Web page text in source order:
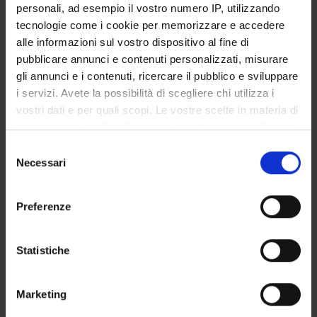
personali, ad esempio il vostro numero IP, utilizzando
tecnologie come i cookie per memorizzare e accedere
alle informazioni sul vostro dispositivo al fine di
pubblicare annunci e contenuti personalizzati, misurare
gli annunci e i contenuti, ricercare il pubblico e sviluppare
i servizi. Avete la possibilità di scegliere chi utilizza i
vostri dati e per quali scopi. Le vostre scelte in materia di
privacy sono applicabili solo su questa proprietà digitale
modificare o revocare il proprio consenso in qualsiasi
momento dalla Dichiarazione sui cookie o facendo clic
raccogliere informazioni sulla tua posizione
geografica, con un'approssimazione di qualche
Identificare il tuo dispositivo, scansionandolo
delNecessari
Preferenze
Statistiche
Marketing
Graziano Pravadelli
Professore ordinario (Dipartimento Ingegneria per la
medicina di innovazione)
Nicola Sansonetto
Professore associato (Dipartimento Informatica)
Tiziano Villa
Professore a contratto (Dipartimento Informatica)
COMPETENZE
AREE DI RICERCA